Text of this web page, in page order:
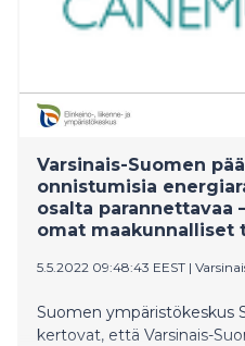
Varsinais-Suomen
onnistumisia
osalta parannettavaa
omat maakunnalliset
5.5.2022 09:48:43 EEST |
Suomen ympäristökeskus
kertovat, että Varsinais-